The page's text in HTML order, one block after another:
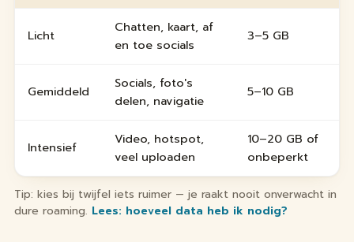
Licht
Chatten, kaart, af
en toe socials
3–5 GB
Gemiddeld
Socials, foto's
delen, navigatie
5–10 GB
Intensief
Video, hotspot,
veel uploaden
10–20 GB of
onbeperkt
Tip: kies bij twijfel iets ruimer — je raakt nooit onverwacht in
dure roaming. Lees: hoeveel data heb ik nodig?